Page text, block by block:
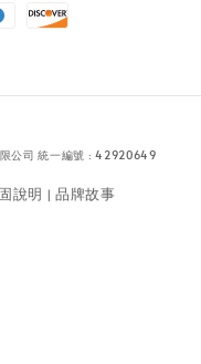
公司 統一編號 : 42920649
說明 |品牌故事